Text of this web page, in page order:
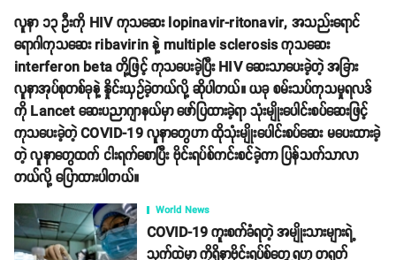
လူနာ ၁၃ ဦးကို HIV ကုသဆေး lopinavir-ritonavir, အသည်းရောင်
ရောဂါကုသဆေး ribavirin နဲ့ multiple sclerosis ကုသဆေး
interferon beta တို့ဖြင့် ကုသပေးခဲ့ပြီး HIV ဆေးသာပေးခဲ့တဲ့ အခြား
လူနာအုပ်စုတစ်ခုနဲ့ နှိုင်းယှဥ်ခဲ့တယ်လို့ ဆိုပါတယ်။ ယခု စမ်းသပ်ကုသမှုရလဒ်
ကို Lancet ဆေးပညာဂျာနယ်မှာ ဖော်ပြထားခဲ့ရာ သုံးမျိုးပေါင်းစပ်ဆေးဖြင့်
ကုသပေးခဲ့တဲ့ COVID-19 လူနာတွေဟာ ထိုသုံးမျိုးပေါင်းစပ်ဆေး မပေးထားခဲ့
တဲ့ လူနာတွေထက် ငါးရက်စောပြီး ဗိုင်းရပ်စ်ကင်းစင်ခဲ့ကာ ပြန်သက်သာလာ
တယ်လို့ ပြောထားပါတယ်။
World News
COVID-19 ကူးစက်ခံရတဲ့ အမျိုးသားများရဲ့
သုက်ထဲမှာ ကိုရိုနာဗိုင်းရပ်စ်တွေ့ရဟု တရုတ်